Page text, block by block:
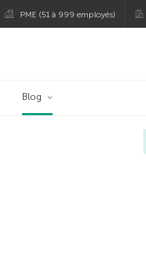
PME (51 à 999 employés)
Blog